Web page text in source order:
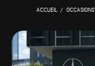
ACCUEIL OCCASIONS